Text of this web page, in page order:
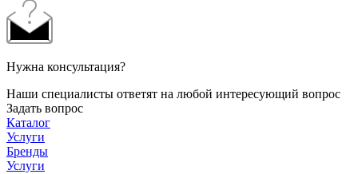
Нужна консультация?
Наши специалисты ответят на любой интересующий вопрос
Задать вопрос
Каталог
Услуги
Бренды
Услуги